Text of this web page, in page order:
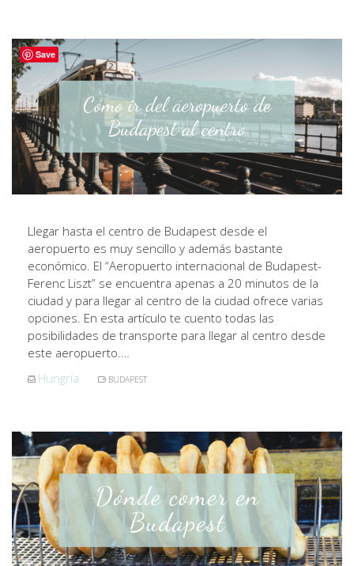
Llegar hasta el centro de Budapest desde el
aeropuerto es muy sencillo y además bastante
económico. El “Aeropuerto internacional de Budapest-
Ferenc Liszt” se encuentra apenas a 20 minutos de la
ciudad y para llegar al centro de la ciudad ofrece varias
opciones. En esta artículo te cuento todas las
posibilidades de transporte para llegar al centro desde
este aeropuerto.…
Hungría
BUDAPEST
Save